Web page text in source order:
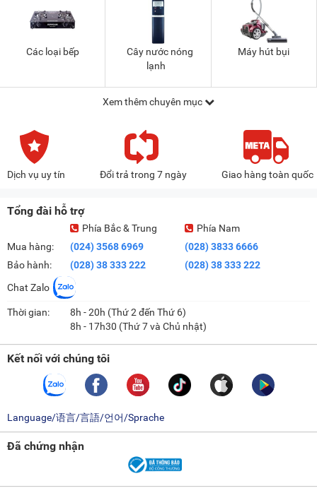
Các loại bếp
Cây nước nóng
lạnh
Máy hút bụi
Xem thêm chuyên mục
Dịch vụ uy tín Đổi trả trong 7 ngày Giao hàng toàn quốc
Tổng đài hỗ trợ
Mua hàng:
Bảo hành:
Phía Bắc & Trung
(024) 3568 6969
(028) 38 333 222
Phía Nam
(028) 3833 6666
(028) 38 333 222
Chat Zalo
Thời gian:
8h - 20h (Thứ 2 đến Thứ 6)
8h - 17h30 (Thứ 7 và Chủ nhật)
Kết nối với chúng tôi
Language/语言/言語/언어/Sprache
Đã chứng nhận